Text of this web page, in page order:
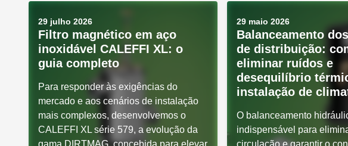
29 julho 2026
Filtro magnético em aço
inoxidável CALEFFI XL: o
guia completo
Para responder às exigências do
mercado e aos cenários de instalação
mais complexos, desenvolvemos o
CALEFFI XL série 579, a evolução da
29 maio 2026
Balanceamento
de distribuição:
eliminar ruídos e
desequilíbrio
instalação de
O balanceamento
indispensável para